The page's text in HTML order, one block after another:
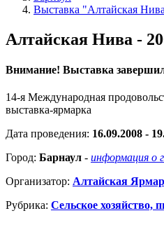
Выставка "Алтайская
Алтайская Нива -
Внимание! Выставка
14-я Международная
выставка-ярмарка
Дата проведения: 16.09.2008 -
Город: Барнаул - информация о
Организатор: Алтайская
Рубрика: Сельское